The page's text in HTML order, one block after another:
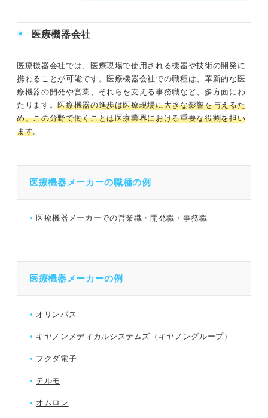
医療機器会社
医療機器会社では、医療現場で使用される機器や技術の開発に
携わることが可能です。医療機器会社での職種は、革新的な医
療機器の開発や営業、それらを支える事務職など、多方面にわ
たります。医療機器の進歩は医療現場に大きな影響を与えるた
め、この分野で働くことは医療業界における重要な役割を担い
ます。
医療機器メーカーの職種の例
医療機器メーカーでの営業職・開発職・事務職
医療機器メーカーの例
オリンパス
キヤノンメディカルシステムズ （キヤノングループ）
フクダ電子
テルモ
オムロン